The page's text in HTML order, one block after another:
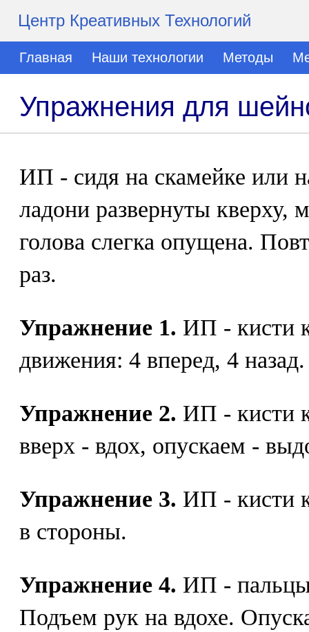
Центр Креативных Технологий
Главная Наши технологии Методы
Упражнения для
ИП - сидя на скамейке или
ладони развернуты
голова слегка опущена.
раз.
Упражнение 1. ИП - кисти
движения: 4 вперед, 4 назад.
Упражнение 2. ИП - кисти
вверх - вдох, опускаем -
Упражнение 3. ИП - кисти
в стороны.
Упражнение 4. ИП - пальцы
Подъем рук на вдохе.